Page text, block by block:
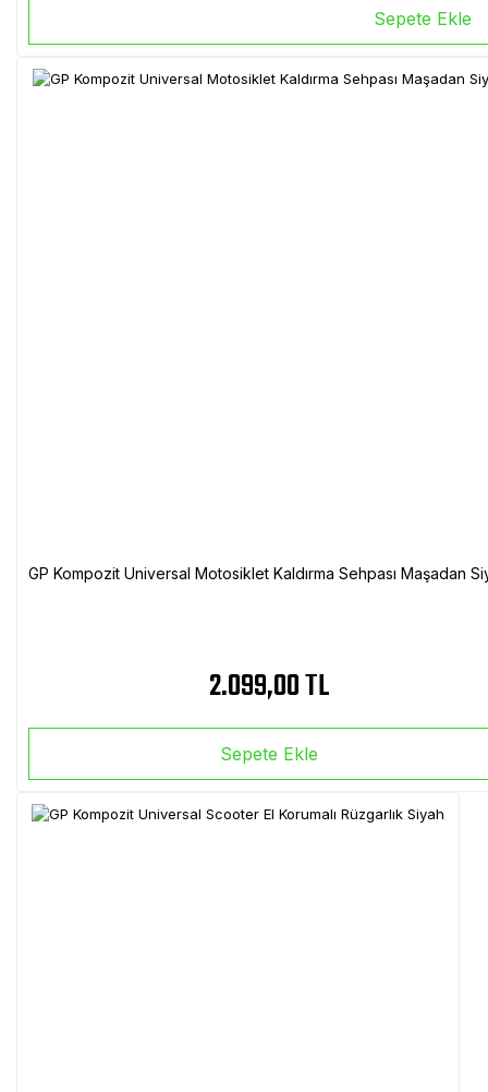
Sepete Ekle
GP Kompozit Universal Motosiklet Kaldırma Sehpası Maşadan
2.099,00 TL
Sepete Ekle